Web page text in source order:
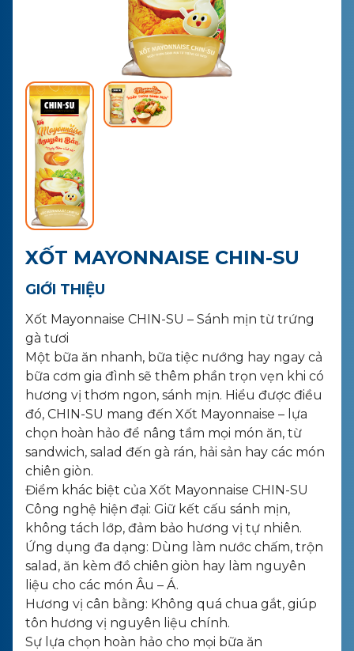
XỐT MAYONNAISE CHIN-SU
GIỚI THIỆU
Xốt Mayonnaise CHIN-SU – Sánh mịn từ trứng
gà tươi
Một bữa ăn nhanh, bữa tiệc nướng hay ngay cả
bữa cơm gia đình sẽ thêm phần trọn vẹn khi có
hương vị thơm ngon, sánh mịn. Hiểu được điều
đó, CHIN-SU mang đến Xốt Mayonnaise – lựa
chọn hoàn hảo để nâng tầm mọi món ăn, từ
sandwich, salad đến gà rán, hải sản hay các món
chiên giòn.
Điểm khác biệt của Xốt Mayonnaise CHIN-SU
Công nghệ hiện đại: Giữ kết cấu sánh mịn,
không tách lớp, đảm bảo hương vị tự nhiên.
Ứng dụng đa dạng: Dùng làm nước chấm, trộn
salad, ăn kèm đồ chiên giòn hay làm nguyên
liệu cho các món Âu – Á.
Hương vị cân bằng: Không quá chua gắt, giúp
tôn hương vị nguyên liệu chính.
Sự lựa chọn hoàn hảo cho mọi bữa ăn